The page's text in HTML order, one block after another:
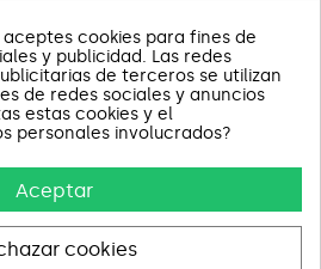
cookies para fines de
y publicidad. Las redes
de terceros se utilizan
de redes sociales y anuncios
estas cookies y el
personales involucrados?
Aceptar
cookies